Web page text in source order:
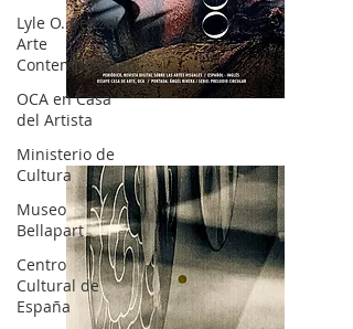
Lyle O. Reitzel
Arte
Contemporáneo
OCA en Casa
del Artista
Ministerio de
Cultura
Museo
Bellapart
Centro
Cultural de
España
OCA|News 28 / Julio-Agosto-Septiembre, 2023